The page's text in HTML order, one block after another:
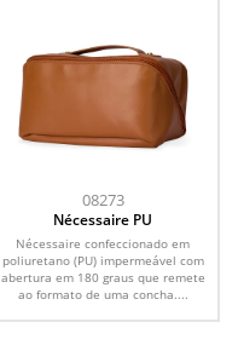
08273
Nécessaire PU
Nécessaire confeccionado em
poliuretano (PU) impermeável com
abertura em 180 graus que remete
ao formato de uma concha....